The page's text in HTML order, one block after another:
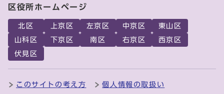
区役所ホームページ
北区 上京区 左京区 中京区
東山区
山科区
下京区 南区 右京区
西京区
伏見区
このサイトの考え方 個人情報の取扱い